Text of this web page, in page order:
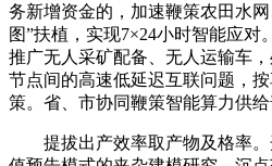
务新增资金的，加速鞭策农田水
图”扶植，实现7×24小时智能应对
推广无人采矿配备、无人运输车
节点间的高速低延迟互联问题，
策。省、市协同鞭策智能算力供给
提拔出产效率取产物及格率。